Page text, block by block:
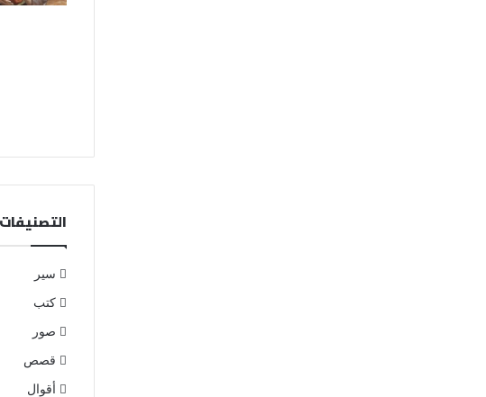
التصنيفات
سير
كتب
صور
قصص
أقوال